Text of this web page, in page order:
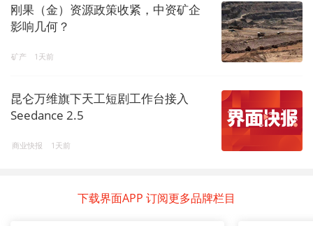
刚果（金）资源政策收紧，中资矿企
影响几何？
矿产 1天前
昆仑万维旗下天工短剧工作台接入
Seedance 2.5
商业快报 1天前
下载界面APP 订阅更多品牌栏目